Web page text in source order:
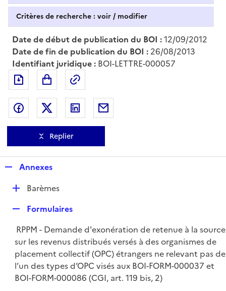
Critères de recherche : voir / modifier
Date de début de publication du BOI :12/09/2012
Date de fin de publication du BOI : 26/08/2013
Identifiant juridique : BOI-LETTRE-000057
Exporter le document au format pdf
Partager sur Facebook
Partager sur Twitter
Partager sur LinkedIn
Replier
p
e
r
Annexes
D
l
i
e
r
Barèmes
p
l
i
e
r
Formulaires
RPPM - Demande d'exonération de retenue à la source
sur les revenus distribués versés à des organismes de
placement collectif (OPC) étrangers ne relevant pas de
l’un des types d’OPC visés aux BOI-FORM-000037 et
BOI-FORM-000086 (CGI, art. 119 bis, 2)